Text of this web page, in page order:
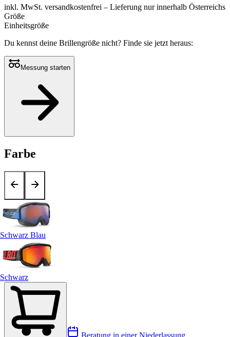
inkl. MwSt. versandkostenfrei – Lieferung nur innerhalb Österreichs
Größe
Einheitsgröße
Du kennst deine Brillengröße nicht? Finde sie jetzt heraus:
Messung starten
Farbe
Schwarz Blau
Schwarz